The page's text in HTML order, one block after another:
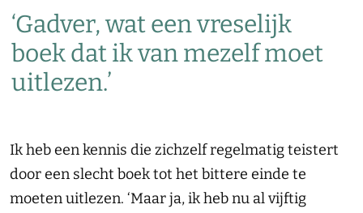
‘Gadver, wat een vreselijk
boek dat ik van mezelf moet
uitlezen.’
Ik heb een kennis die zichzelf regelmatig teistert
door een slecht boek tot het bittere einde te
moeten uitlezen. ‘Maar ja, ik heb nu al vijftig